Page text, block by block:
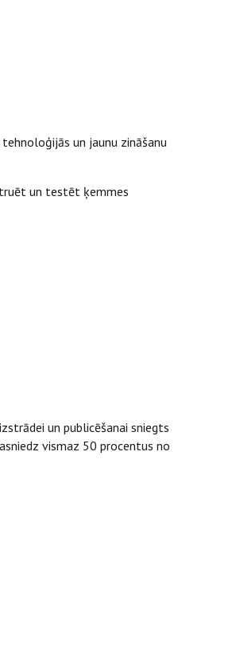
un jaunu zināšanu
un testēt ķemmes
un publicēšanai sniegts
vismaz 50 procentus no